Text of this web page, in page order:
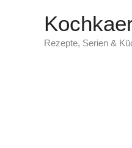
Rezepte, Serien &